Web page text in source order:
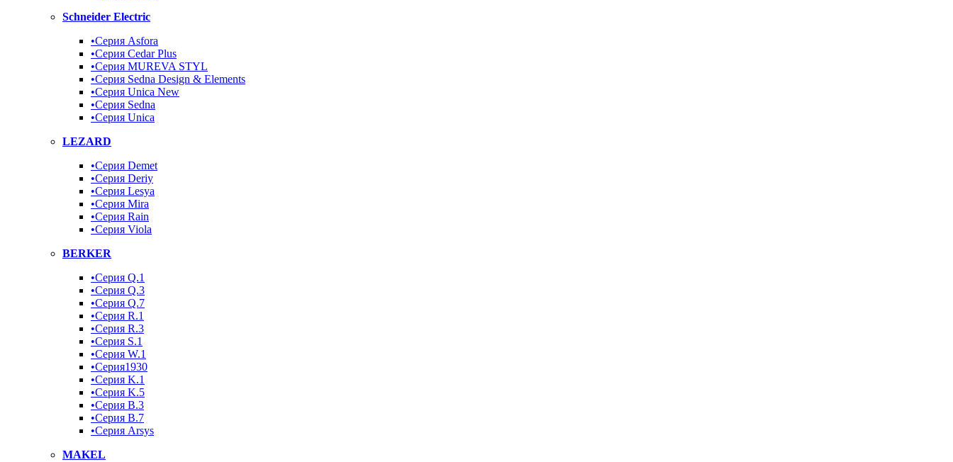
Schneider Electric
•Серия Asfora
•Серия Cedar Plus
•Серия MUREVA STYL
•Серия Sedna Design & Elements
•Серия Unica New
•Серия Sedna
•Серия Unica
LEZARD
•Серия Demet
•Серия Deriy
•Серия Lesya
•Серия Mira
•Серия Rain
•Серия Viola
BERKER
•Серия Q.1
•Серия Q.3
•Серия Q.7
•Серия R.1
•Серия R.3
•Серия S.1
•Серия W.1
•Серия1930
•Серия K.1
•Серия K.5
•Серия B.3
•Серия B.7
•Серия Arsys
MAKEL